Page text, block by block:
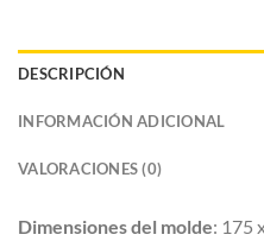
DESCRIPCIÓN
INFORMACIÓN ADICIONAL
VALORACIONES (0)
Dimensiones del molde: 175